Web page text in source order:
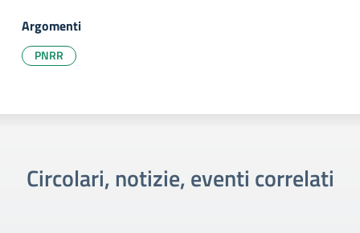
Argomenti
PNRR
Circolari, notizie, eventi correlati